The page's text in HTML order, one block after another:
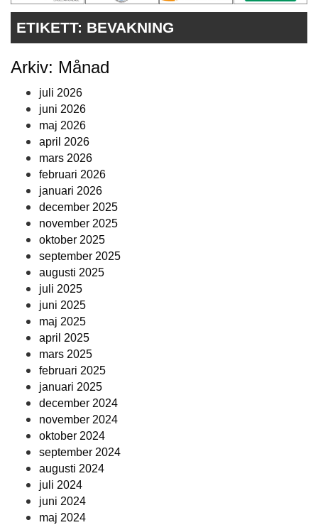
KONTAKT
ETIKETT: BEVAKNING
Arkiv: Månad
juli 2026
juni 2026
maj 2026
april 2026
mars 2026
februari 2026
januari 2026
december 2025
november 2025
oktober 2025
september 2025
augusti 2025
juli 2025
juni 2025
maj 2025
april 2025
mars 2025
februari 2025
januari 2025
december 2024
november 2024
oktober 2024
september 2024
augusti 2024
juli 2024
juni 2024
maj 2024